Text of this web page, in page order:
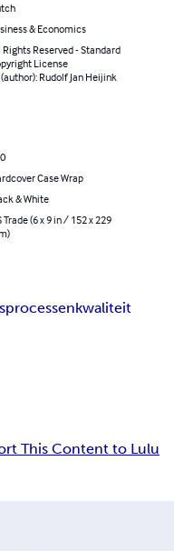
& Economics
Rights Reserved - Standard
License
(author): Rudolf Jan Heijink
Case Wrap
& White
Trade (6 x 9 in / 152 x 229
kwaliteit
This Content to Lulu